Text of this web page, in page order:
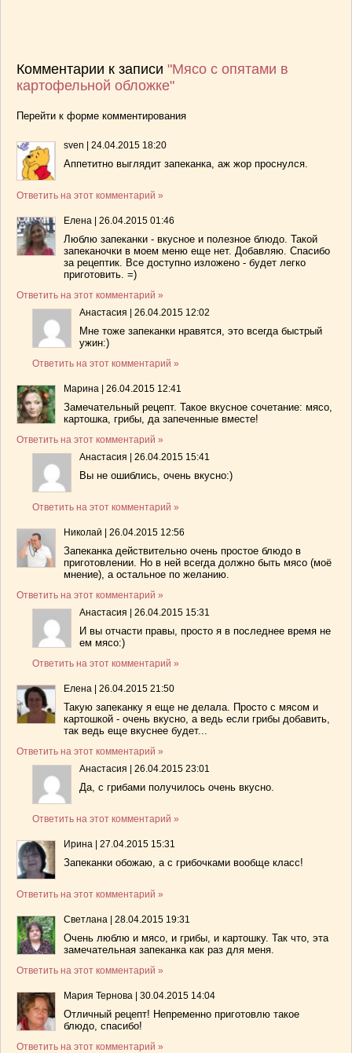
Комментарии к записи "Мясо с опятами в
картофельной обложке"
Перейти к форме комментирования
sven 24.04.2015 18:20
Аппетитно выглядит запеканка, аж жор проснулся.
Ответить на этот комментарий »
Елена 26.04.2015 01:46
Люблю запеканки - вкусное и полезное блюдо. Такой
запеканочки в моем меню еще нет. Добавляю. Спасибо
за рецептик. Все доступно изложено - будет легко
приготовить. =)
Ответить на этот комментарий »
Анастасия
26.04.2015 12:02
Мне тоже запеканки нравятся, это всегда быстрый
ужин:)
Ответить на этот комментарий »
Марина 26.04.2015 12:41
Замечательный рецепт. Такое вкусное сочетание: мясо,
картошка, грибы, да запеченные вместе!
Ответить на этот комментарий »
Анастасия
26.04.2015 15:41
Вы не ошиблись, очень вкусно:)
Ответить на этот комментарий »
Николай 26.04.2015 12:56
Запеканка действительно очень простое блюдо в
приготовлении. Но в ней всегда должно быть мясо (моё
мнение), а остальное по желанию.
Ответить на этот комментарий »
Анастасия
26.04.2015 15:31
И вы отчасти правы, просто я в последнее время не
ем мясо:)
Ответить на этот комментарий »
Елена 26.04.2015 21:50
Такую запеканку я еще не делала. Просто с мясом и
картошкой - очень вкусно, а ведь если грибы добавить,
так ведь еще вкуснее будет...
Ответить на этот комментарий »
Анастасия
26.04.2015 23:01
Да, с грибами получилось очень вкусно.
Ответить на этот комментарий »
Ирина 27.04.2015 15:31
Запеканки обожаю, а с грибочками вообще класс!
Ответить на этот комментарий »
Светлана 28.04.2015 19:31
Очень люблю и мясо, и грибы, и картошку. Так что, эта
замечательная запеканка как раз для меня.
Ответить на этот комментарий »
Мария Тернова 30.04.2015 14:04
Отличный рецепт! Непременно приготовлю такое
блюдо, спасибо!
Ответить на этот комментарий »